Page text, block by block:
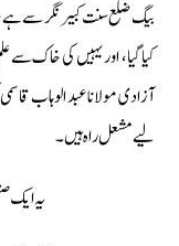
بیگ ضلع سنت کبیر نگر سے
کیا گیا، اور یہیں کی خاک
آزادی مولانا عبد الوہاب
لیے مشعل راہ ہیں۔
یہ ایک